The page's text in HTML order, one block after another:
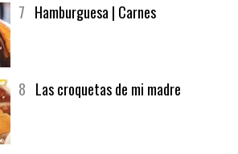
7 Hamburguesa | Carnes
8 Las croquetas de mi madre